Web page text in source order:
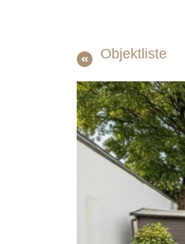
Objektliste